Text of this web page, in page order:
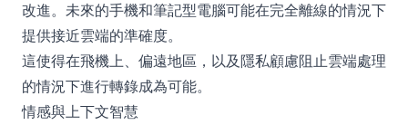
改進。未來的手機和筆記型電腦可能在完全離線的情況下
提供接近雲端的準確度。
這使得在飛機上、偏遠地區，以及隱私顧慮阻止雲端處理
的情況下進行轉錄成為可能。
情感與上下文智慧